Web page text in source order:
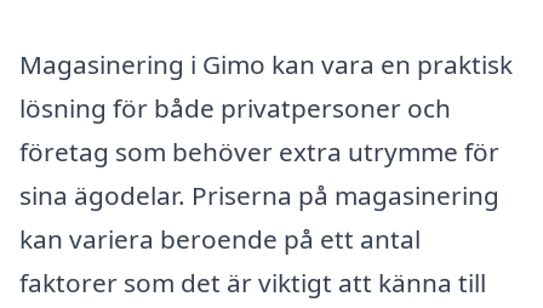
Magasinering i Gimo kan vara en praktisk
lösning för både privatpersoner och
företag som behöver extra utrymme för
sina ägodelar. Priserna på magasinering
kan variera beroende på ett antal
faktorer som det är viktigt att känna till